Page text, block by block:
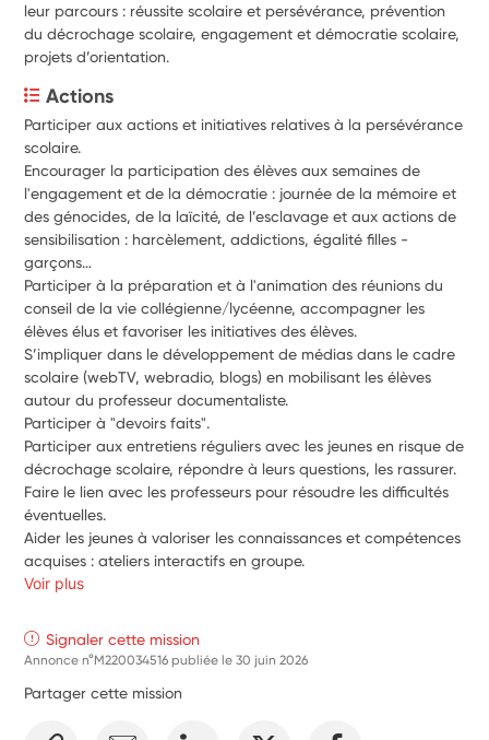
leur parcours : réussite scolaire et persévérance, prévention
du décrochage scolaire, engagement et démocratie scolaire,
projets d’orientation.
Actions
Participer aux actions et initiatives relatives à la persévérance
scolaire.
Encourager la participation des élèves aux semaines de
l'engagement et de la démocratie : journée de la mémoire et
des génocides, de la laïcité, de l’esclavage et aux actions de
sensibilisation : harcèlement, addictions, égalité filles -
Participer à la préparation et à l'animation des réunions du
conseil de la vie collégienne/lycéenne, accompagner les
élèves élus et favoriser les initiatives des élèves.
S’impliquer dans le développement de médias dans le cadre
scolaire (webTV, webradio, blogs) en mobilisant les élèves
Participer à "devoirs faits".
Participer aux entretiens réguliers avec les jeunes en risque de
décrochage scolaire, répondre à leurs questions, les rassurer.
Faire le lien avec les professeurs pour résoudre les difficultés
Aider les jeunes à valoriser les connaissances et compétences
acquises : ateliers interactifs en groupe.
Voir plus
Signaler cette mission
Annonce n°M220034516 publiée le30 juin 2026
Partager cette mission